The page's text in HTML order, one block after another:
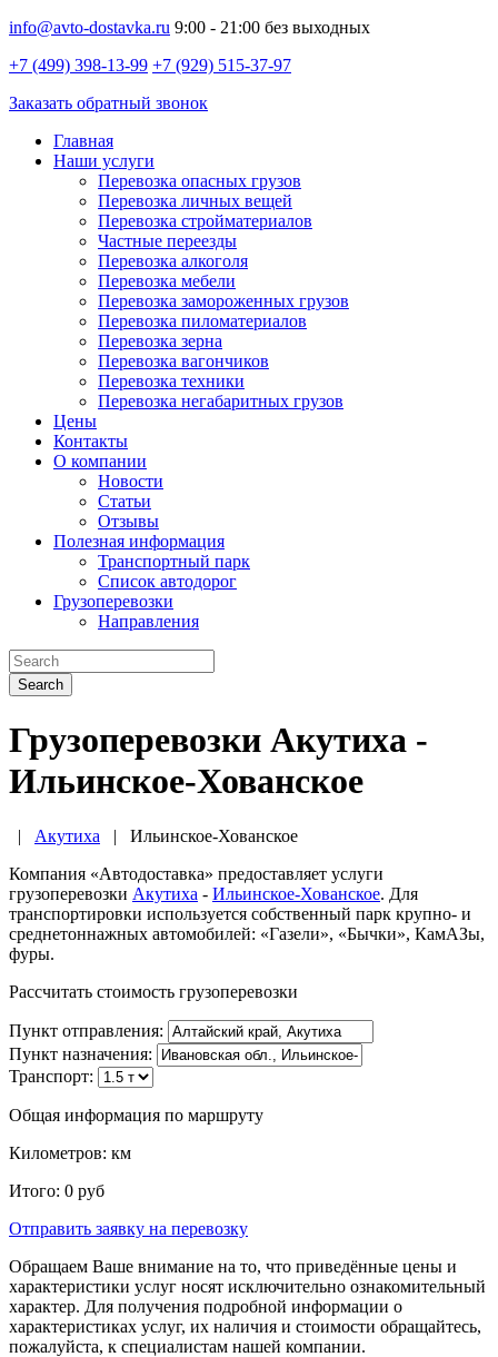
info@avto-dostavka.ru 9:00 - 21:00 без выходных
+7 (499) 398-13-99 +7 (929) 515-37-97
Заказать обратный звонок
Главная
Наши услуги
Перевозка опасных грузов
Перевозка личных вещей
Перевозка стройматериалов
Частные переезды
Перевозка алкоголя
Перевозка мебели
Перевозка замороженных грузов
Перевозка пиломатериалов
Перевозка зерна
Перевозка вагончиков
Перевозка техники
Перевозка негабаритных грузов
Цены
Контакты
О компании
Новости
Статьи
Отзывы
Полезная информация
Транспортный парк
Список автодорог
Грузоперевозки
Направления
Search
Грузоперевозки Акутиха -
Ильинское-Хованское
| Акутиха | Ильинское-Хованское
Компания «Автодоставка» предоставляет услуги
грузоперевозки Акутиха - Ильинское-Хованское. Для
транспортировки используется собственный парк крупно- и
среднетоннажных автомобилей: «Газели», «Бычки», КамАЗы,
фуры.
Рассчитать стоимость грузоперевозки
Пункт отправления:
Пункт назначения:
Транспорт:
Общая информация по маршруту
Километров: км
Итого: 0 руб
Отправить заявку на перевозку
Обращаем Ваше внимание на то, что приведённые цены и
характеристики услуг носят исключительно ознакомительный
характер. Для получения подробной информации о
характеристиках услуг, их наличия и стоимости обращайтесь,
пожалуйста, к специалистам нашей компании.